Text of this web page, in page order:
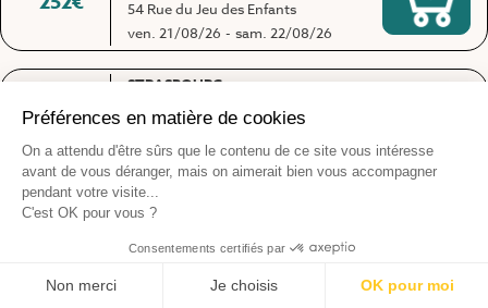
54 Rue du Jeu des Enfants
ven. 21/08/26 - sam. 22/08/26
242€
STRASBOURG
10 rue Paul Eluard
ven. 28/08/26 - sam. 29/08/26
STRASBOURG
CITADINES STRASBOURG
54 Rue du Jeu des Enfants